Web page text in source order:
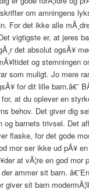
om amningens
For det ikke alle
vigtigste er, at jeres
det absolut ogsÃ¥
og stemningen
som muligt. Jo mere
for dit lille barn.â€¨
at du oplever en
behov. Det giver dig
og barnets trivsel. Det
flaske, for det gode
mor ser ikke ud pÃ¥
at vÃ¦re en god mor
ammer sit barn.
giver sit barn